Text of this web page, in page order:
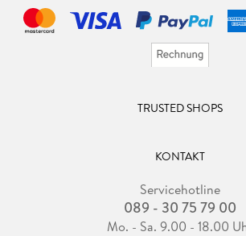
TRUSTED SHOPS
KONTAKT
Servicehotline
089 - 30 75 79 00
Mo. - Sa. 9.00 - 18.00